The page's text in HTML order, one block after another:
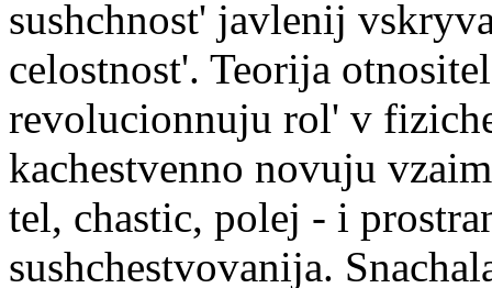
sushchnost' javlenij
celostnost'. Teorija
revolucionnuju rol' v
kachestvenno novuju
tel, chastic, polej - i
sushchestvovanija.